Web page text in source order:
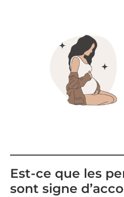
Est-ce que les
sont signe